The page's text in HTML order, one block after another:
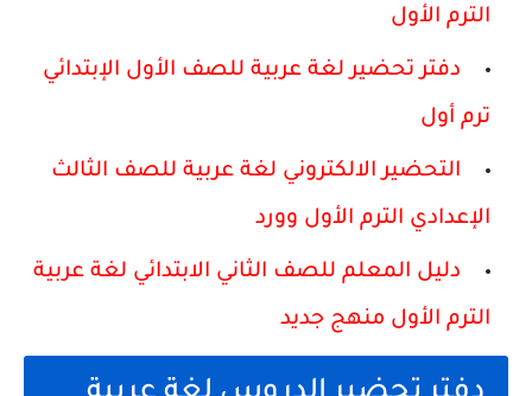
الترم الأول
دفتر تحضير لغة عربية للصف الأول الإبتدائي
ترم أول
التحضير الالكتروني لغة عربية للصف الثالث
الإعدادي الترم الأول وورد
دليل المعلم للصف الثاني الابتدائي لغة عربية
الترم الأول منهج جديد